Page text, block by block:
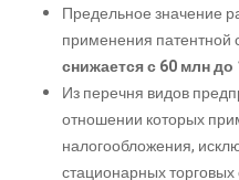
Предельное значение
применения патентной
снижается с 60 млн
Из перечня видов
отношении которых
налогообложения,
стационарных